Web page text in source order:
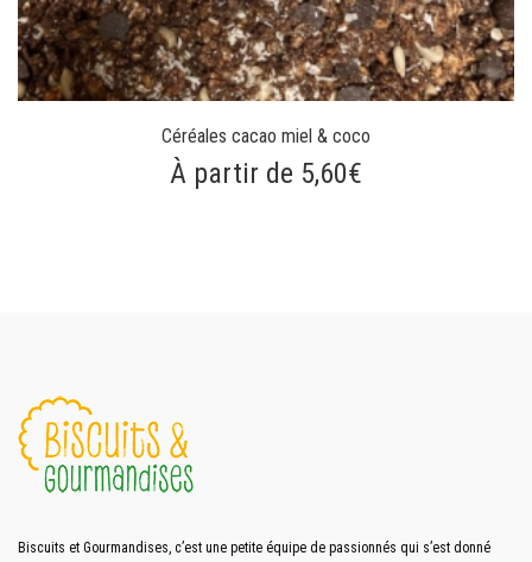
Céréales cacao miel & coco
À partir de 5,60€
Biscuits et Gourmandises, c’est une petite équipe de passionnés qui s’est donné